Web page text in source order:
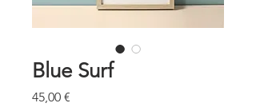
Blue Surf
45,00 €